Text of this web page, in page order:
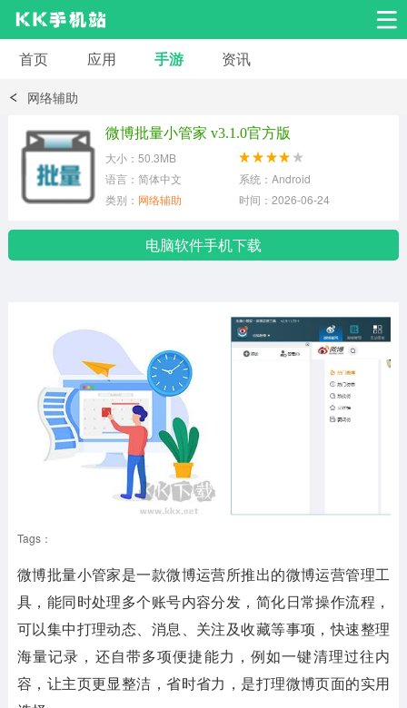
安卓应用
小说漫画
金融理财 游戏辅助
安卓其它
首页 应用 手游 资讯
网络辅助
微博批量小管家 v3.1.0官方版
大小：50.3MB
语言：简体中文
系统：Android
类别： 网络辅助 时间：2026-06-24
电脑软件手机下载
Tags：
微博批量小管家是一款微博运营所推出的微博运营管理工
具，能同时处理多个账号内容分发，简化日常操作流程，
可以集中打理动态、消息、关注及收藏等事项，快速整理
海量记录，还自带多项便捷能力，例如一键清理过往内
容，让主页更显整洁，省时省力，是打理微博页面的实用